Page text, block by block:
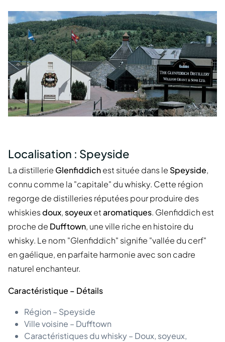
Localisation : Speyside
La distillerie Glenfiddichest située dans le Speyside,
connu comme la "capitale" du whisky. Cette région
regorge de distilleries réputées pour produire des
whiskiesdoux,soyeuxetaromatiques. Glenfiddich est
proche de Dufftown, une ville riche en histoire du
whisky. Le nom "Glenfiddich" signifie "vallée du cerf"
en gaélique, en parfaite harmonie avec son cadre
naturel enchanteur.
Caractéristique – Détails
Région – Speyside
Ville voisine – Dufftown
Caractéristiques du whisky – Doux, soyeux,